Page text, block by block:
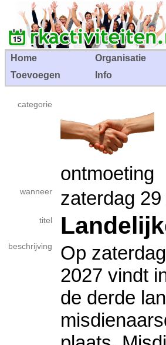
Home Organisatie
Toevoegen
Info
categorie
ontmoeting
wanneer zaterdag
titel
beschrijving
Op
2027 vindt
de derde